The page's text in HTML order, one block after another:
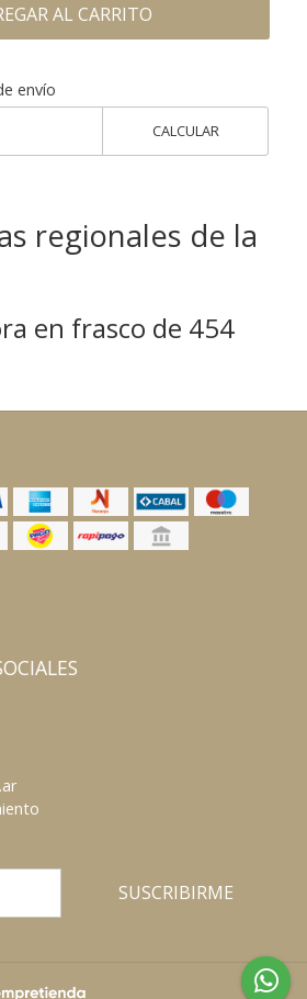
AL CARRITO
envío
CALCULAR
regionales de la
en frasco de 454
SUSCRIBIRME